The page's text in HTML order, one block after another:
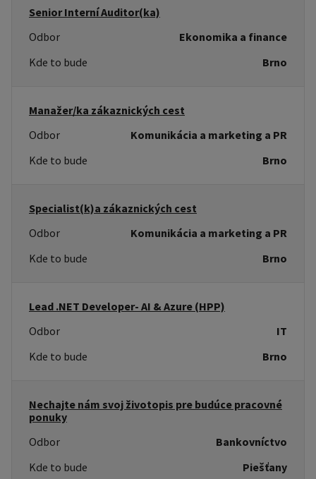
Senior Interní Auditor(ka)
Odbor
Ekonomika a finance
Kde to bude
Brno
Manažer/ka zákaznických cest
Odbor
Komunikácia a marketing a PR
Kde to bude
Brno
Specialist(k)a zákaznických cest
Odbor
Komunikácia a marketing a PR
Kde to bude
Brno
Lead .NET Developer- AI & Azure (HPP)
Odbor
IT
Kde to bude
Brno
Nechajte nám svoj životopis pre budúce pracovné
ponuky
Odbor
Bankovníctvo
Kde to bude
Piešťany